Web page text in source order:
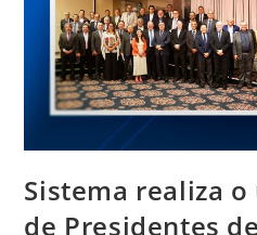
Sistema realiza
de Presidentes